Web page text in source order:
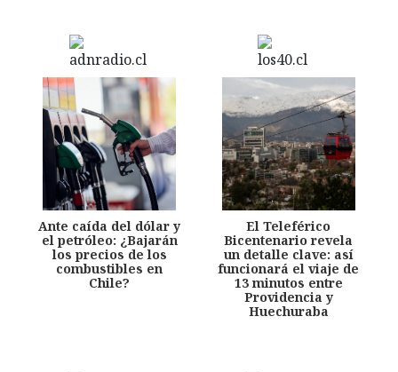
Ante caída del dólar y
el petróleo: ¿Bajarán
los precios de los
combustibles en
Chile?
El Teleférico
Bicentenario revela
un detalle clave: así
funcionará el viaje de
13 minutos entre
Providencia y
Huechuraba